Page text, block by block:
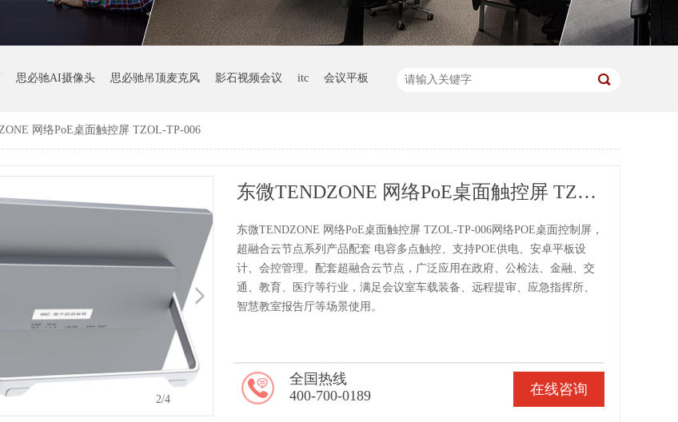
思必驰AI摄像头 思必驰吊顶麦克风 影石视频会议 itc 会议平板
网络PoE桌面触控屏 TZOL-TP-006
2/4
东微TENDZONE 网络PoE桌面触控屏 TZOL-TP-006
东微TENDZONE 网络PoE桌面触控屏 TZOL-TP-006网络POE桌面控制屏，
超融合云节点系列产品配套 电容多点触控、支持POE供电、安卓平板设
计、会控管理。配套超融合云节点，广泛应用在政府、公检法、金融、交
通、教育、医疗等行业，满足会议室车载装备、远程提审、应急指挥所、
智慧教室报告厅等场景使用。
在线咨询
全国热线
400-700-0189